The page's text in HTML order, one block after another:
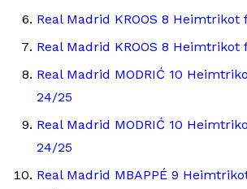
Real Madrid KROOS 8
Real Madrid KROOS 8
Real Madrid MODRIĆ 10
24/25
Real Madrid MODRIĆ 10
24/25
Real Madrid MBAPPÉ 9